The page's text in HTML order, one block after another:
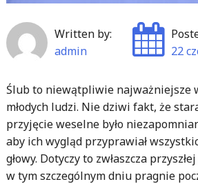
Written by:
admin
22
Ślub to niewątpliwie najważniejsze
młodych ludzi. Nie dziwi fakt, że
przyjęcie weselne było
aby ich wygląd przyprawiał
głowy. Dotyczy to zwłaszcza
w tym szczególnym dniu pragnie